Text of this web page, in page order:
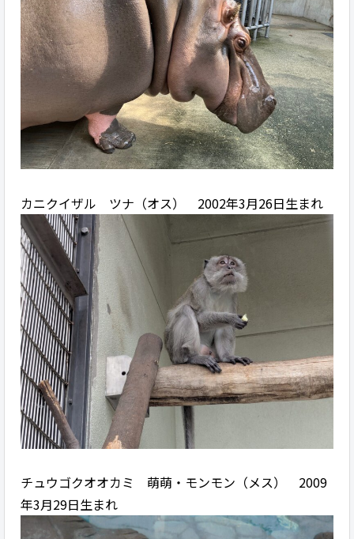
カニクイザル ツナ（オス） 2002年3月26日生まれ
チュウゴクオオカミ 萌萌・モンモン（メス） 2009
年3月29日生まれ